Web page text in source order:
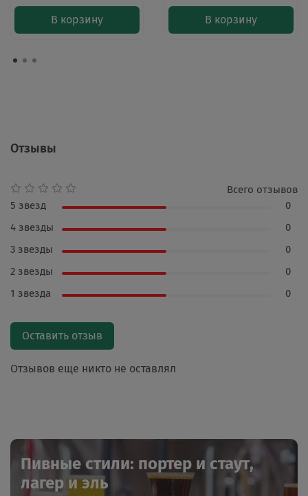
В корзину В корзину
Отзывы
Отзывов еще никто не оставлял
Всего отзывов
5 звезд
0
4 звезды
0
3 звезды
0
2 звезды
0
1 звезда
0
Оставить отзыв
Пивные стили: портер и стаут,
лагер и эль